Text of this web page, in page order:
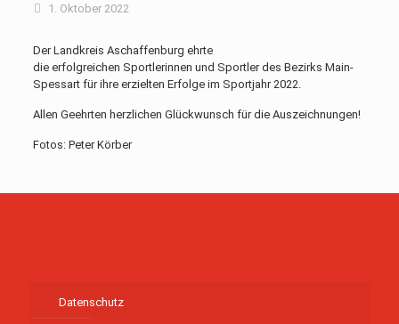
1. Oktober 2022
Der Landkreis Aschaffenburg ehrte
die erfolgreichen Sportlerinnen und Sportler des Bezirks Main-
Spessart für ihre erzielten Erfolge im Sportjahr 2022.
Allen Geehrten herzlichen Glückwunsch für die Auszeichnungen!
Fotos: Peter Körber
Datenschutz